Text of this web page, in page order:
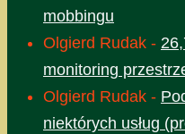
mobbingu
Olgierd Rudak -
monitoring
Olgierd Rudak -
niektórych usług